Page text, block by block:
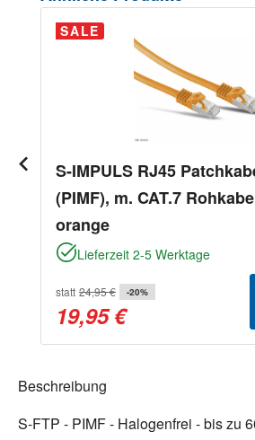
SALE
S-IMPULS RJ45
(PIMF), m. CAT.7
orange
Lieferzeit 2-5 Werktage
statt 24,95 € -20%
19,95 €
Beschreibung
S-FTP - PIMF - Halogenfrei - bis zu